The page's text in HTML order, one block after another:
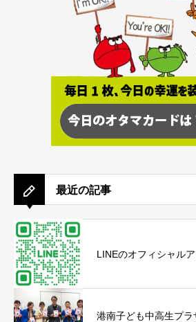
最近の記事
LINEのオフィシャル
港南子ども中高生プ